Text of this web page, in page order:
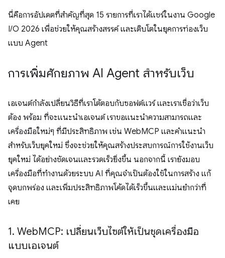
นี่คือการอัปเดตที่สำคัญที่สุด 15 รายการที่เราได้แชร์ในงาน Google
I/O 2026 เพื่อช่วยให้คุณสร้างสรรค์ และเติบโตในยุคการท่องเว็บ
แบบ Agent
การเพิ่มศักยภาพ AI Agent สำหรับเว็บ
เอเจนต์กำลังเปลี่ยนวิธีที่เราโต้ตอบกับซอฟต์แวร์ และเราเชื่อว่าเว็บ
ต้อง พร้อม ที่จะแนะนำเอเจนต์ เราขอแนะนำความสามารถและ
เครื่องมือใหม่ๆ ที่มีประสิทธิภาพ เช่น WebMCP และคำแนะนำ
สำหรับเว็บยุคใหม่ ซึ่งจะช่วยให้คุณสร้างประสบการณ์การใช้งานเว็บ
ยุคใหม่ ได้อย่างชัดเจนและรวดเร็วยิ่งขึ้น นอกจากนี้ เรายังมอบ
เครื่องมือที่ทำงานด้วยระบบ AI ที่คุณจำเป็นต้องใช้ในการสร้าง แก้
จุดบกพร่อง และเพิ่มประสิทธิภาพโค้ดได้เร็วขึ้นและแม่นยำกว่าที่
เคย
1. WebMCP: เปลี่ยนเว็บไซต์ให้เป็นชุดเครื่องมือ
แบบเอเจนต์